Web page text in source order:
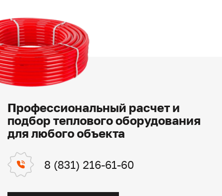
Профессиональный расчет и
подбор теплового оборудования
для любого объекта
8 (831) 216-61-60